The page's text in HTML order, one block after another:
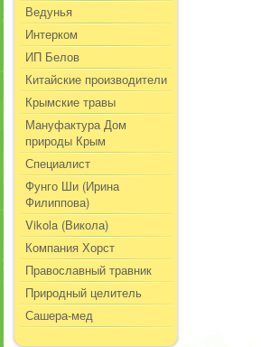
Ведунья
Интерком
ИП Белов
Китайские производители
Крымские травы
Мануфактура Дом
природы Крым
Специалист
Фунго Ши (Ирина
Филиппова)
Vikola (Викола)
Компания Хорст
Православный травник
Природный целитель
Сашера-мед